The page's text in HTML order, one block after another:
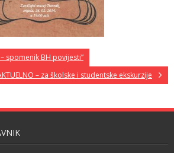
spomenik BH povijesti”
– za školske i studentske ekskurzije